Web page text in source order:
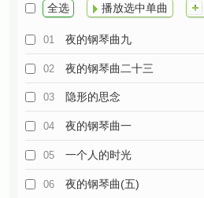
全选 播放选中单曲
01 夜的钢琴曲九
02 夜的钢琴曲二十三
03 隐形的思念
04 夜的钢琴曲一
05 一个人的时光
06 夜的钢琴曲(五)